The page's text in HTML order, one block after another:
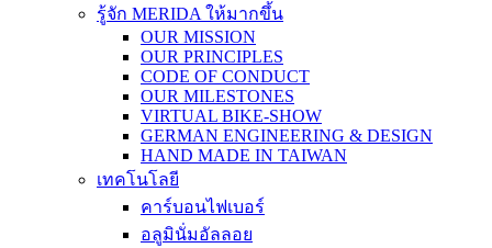
รู้จัก MERIDA ให้มากขึ้น
OUR MISSION
OUR PRINCIPLES
CODE OF CONDUCT
OUR MILESTONES
VIRTUAL BIKE-SHOW
GERMAN ENGINEERING & DESIGN
HAND MADE IN TAIWAN
เทคโนโลยี
คาร์บอนไฟเบอร์
อลูมินั่มอัลลอย